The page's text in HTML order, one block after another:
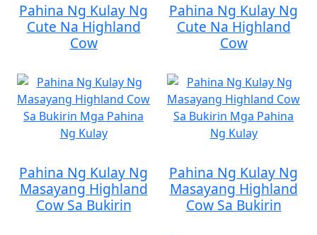
Pahina Ng Kulay Ng
Cute Na Highland
Cow
Pahina Ng Kulay Ng
Cute Na Highland
Cow
Pahina Ng Kulay Ng
Masayang Highland
Cow Sa Bukirin
Pahina Ng Kulay Ng
Masayang Highland
Cow Sa Bukirin